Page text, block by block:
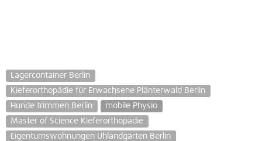
Lagercontainer Berlin
Kieferorthopädie für Erwachsene Plänterwald Berlin
Hunde trimmen Berlin
mobile Physio
Master of Science Kieferorthopädie
Eigentumswohnungen Uhlandgärten Berlin